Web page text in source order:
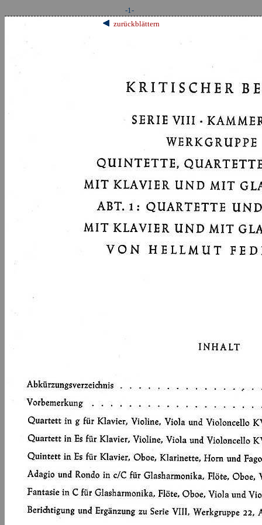
zurückblättern
-1-